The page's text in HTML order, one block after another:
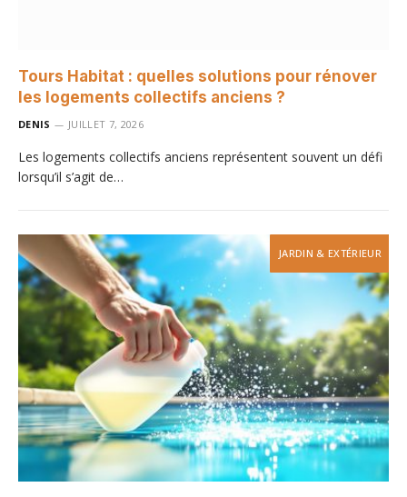
Tours Habitat : quelles solutions pour rénover
les logements collectifs anciens ?
DENIS JUILLET 7, 2026
Les logements collectifs anciens représentent souvent un défi
lorsqu’il s’agit de…
JARDIN & EXTÉRIEUR